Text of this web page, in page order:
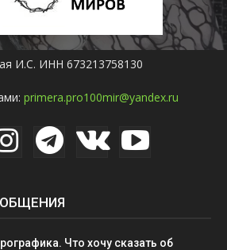
И.С. ИНН 673213758130
primera.pro100mir@yandex.ru
Что хочу сказать об